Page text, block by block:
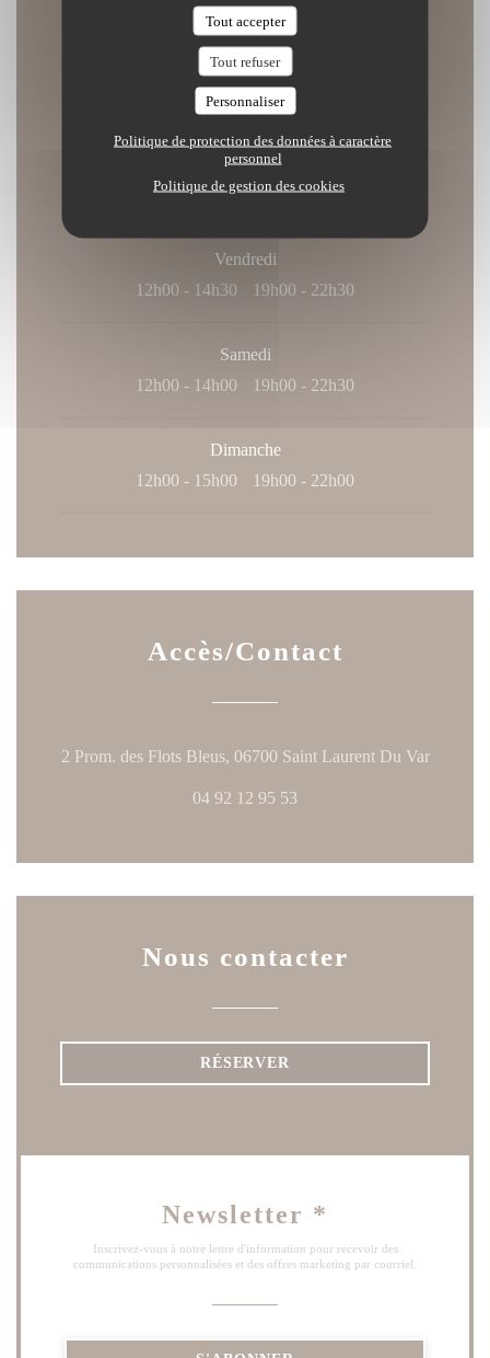
Tout accepter
Tout refuser
Personnaliser
Politique de protection des données à caractère
personnel
Politique de gestion des cookies
Horaires
Lun-Jeu
12h00 - 14h30 • 19h00 - 22h00
Vendredi
12h00 - 14h30
19h00 - 22h30
Samedi
12h00 - 14h00
19h00 - 22h30
Dimanche
12h00 - 15h00
19h00 - 22h00
Accès/Contact
2 Prom. des Flots Bleus, 06700 Saint Laurent Du Var((ouvre
04 92 12 95 53
Nous contacter
RÉSERVER
Newsletter *
Inscrivez-vous à notre lettre d'information pour recevoir des
communications personnalisées et des offres marketing par courriel.